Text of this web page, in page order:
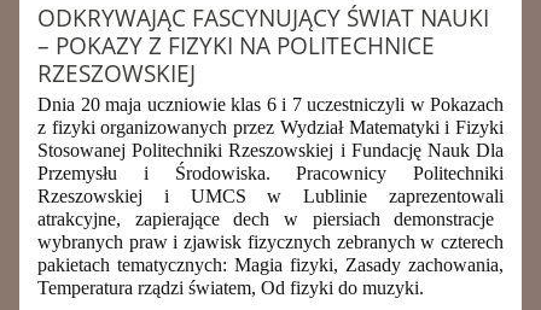
ODKRYWAJĄC FASCYNUJĄCY ŚWIAT NAUKI
– POKAZY Z FIZYKI NA POLITECHNICE
RZESZOWSKIEJ
Dnia 20 maja uczniowie klas 6 i 7 uczestniczyli w Pokazach
z fizyki organizowanych przez Wydział Matematyki i Fizyki
Stosowanej Politechniki Rzeszowskiej i Fundację Nauk Dla
Przemysłu i Środowiska. Pracownicy Politechniki
Rzeszowskiej i UMCS w Lublinie zaprezentowali
atrakcyjne, zapierające dech w piersiach demonstracje
wybranych praw i zjawisk fizycznych zebranych w czterech
pakietach tematycznych: Magia fizyki, Zasady zachowania,
Temperatura rządzi światem, Od fizyki do muzyki.